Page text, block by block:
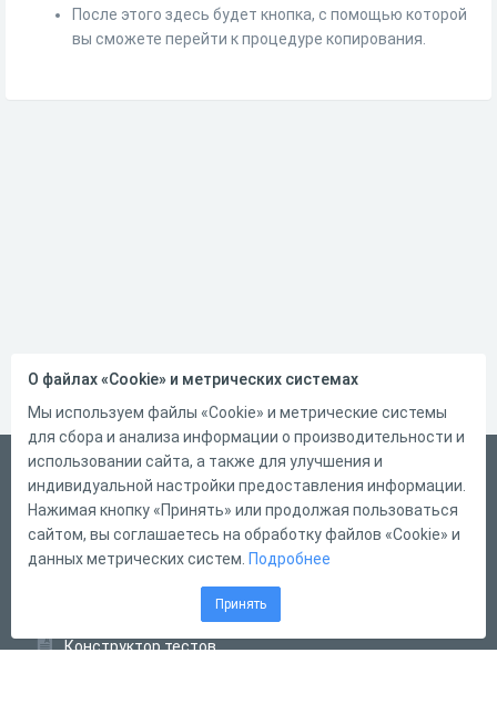
После этого здесь будет кнопка, с помощью которой
вы сможете перейти к процедуре копирования.
English
Справка
Форма обратной связи
Конструктор тестов
О файлах «Cookie» и метрических системах
Мы используем файлы «Cookie» и метрические системы
для сбора и анализа информации о производительности и
использовании сайта, а также для улучшения и
индивидуальной настройки предоставления информации.
Нажимая кнопку «Принять» или продолжая пользоваться
сайтом, вы соглашаетесь на обработку файлов «Cookie» и
данных метрических систем. Подробнее
Принять